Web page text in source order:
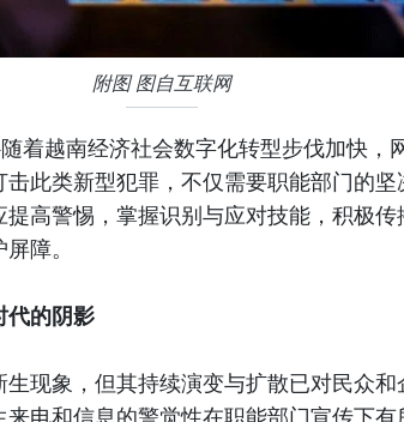
附图 图自互联网
着越南经济社会数字化转型步伐加快，
击此类新型犯罪，不仅需要职能部门的
高警惕，掌握识别与应对技能，积极
障。
代的阴影
生现象，但其持续演变与扩散已对民众
来电和信息的警觉性在职能部门宣传下